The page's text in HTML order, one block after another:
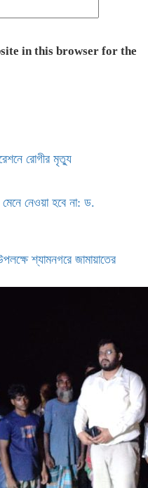
in this browser for the
রোগীর মৃত্যু
নেওয়া হবে না: ড.
শ্যামনগরে জামায়াতের